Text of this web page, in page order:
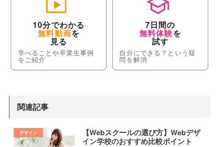
10分でわかる
無料動画を
見る
学べることや卒業生事例
をご紹介
7日間の
無料体験を
試す
自分にできる？という疑
問を解消
関連記事
【Webスクールの選び方】Webデザ
イン学校のおすすめ比較ポイント